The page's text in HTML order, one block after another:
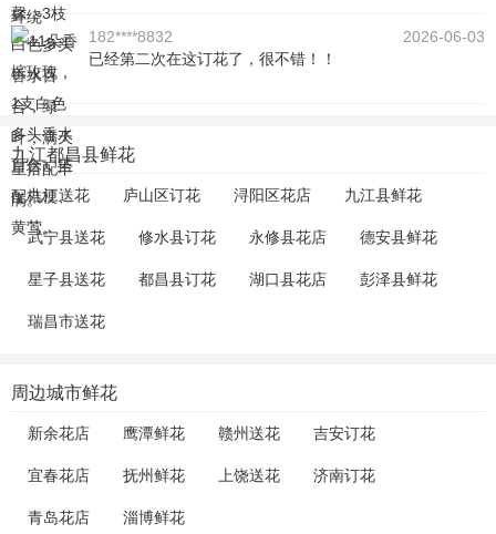
182****8832
2026-06-03
已经第二次在这订花了，很不错！！
九江都昌县鲜花
九江送花 庐山区订花 浔阳区花店 九江县鲜花
武宁县送花 修水县订花 永修县花店 德安县鲜花
星子县送花 都昌县订花 湖口县花店 彭泽县鲜花
瑞昌市送花
周边城市鲜花
新余花店 鹰潭鲜花 赣州送花 吉安订花
宜春花店 抚州鲜花 上饶送花 济南订花
青岛花店 淄博鲜花